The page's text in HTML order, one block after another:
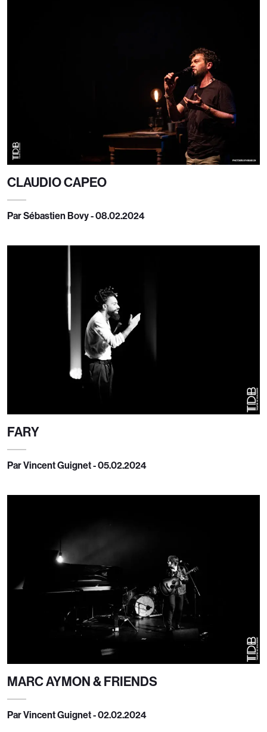
CLAUDIO CAPEO
Par Sébastien Bovy - 08.02.2024
FARY
Par Vincent Guignet - 05.02.2024
MARC AYMON & FRIENDS
Par Vincent Guignet - 02.02.2024